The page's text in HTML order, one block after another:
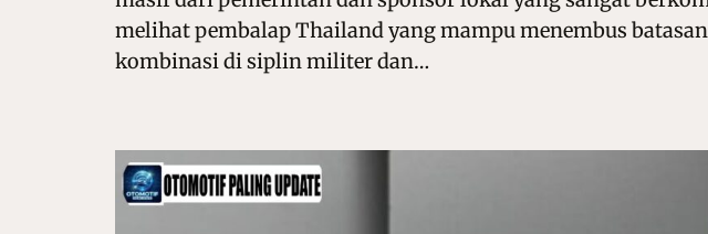
melihat pembalap Thailand yang mampu menembus
kombinasi di siplin militer dan…